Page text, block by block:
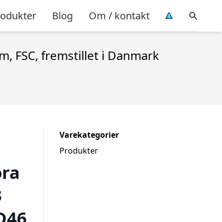
Blog Om / kontakt
FSC, fremstillet i Danmark
Varekategorier
Produkter